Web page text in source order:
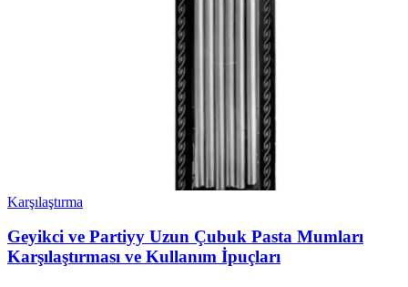
Karşılaştırma
Geyikci ve Partiyy Uzun Çubuk Pasta Mumları
Karşılaştırması ve Kullanım İpuçları